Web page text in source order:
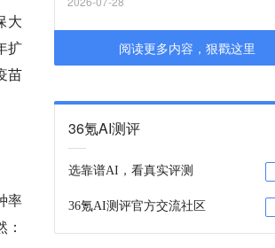
大
扩
苗
率
阅读更多内容，狠戳这里
36氪AI测评
选靠谱AI，看真实评测
36氪AI测评官方交流社区